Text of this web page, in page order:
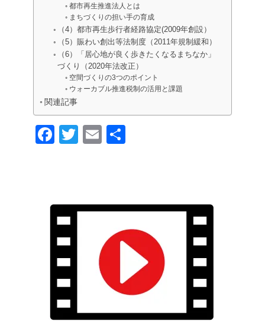
都市再生推進法人とは
まちづくりの担い手の育成
（4）都市再生歩行者経路協定(2009年創設）
（5）賑わい創出等法制度（2011年規制緩和）
（6）「居心地が良く歩きたくなるまちなか」
づくり（2020年法改正）
空間づくりの3つのポイント
ウォーカブル推進税制の活用と課題
関連記事
F
b
o
o
k
T
E